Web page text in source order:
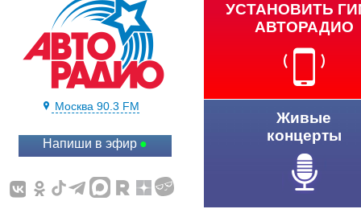
Москва 90.3 FM
Напиши в эфир
УСТАНОВИТЬ
АВТОРАДИО
Живые
концерты